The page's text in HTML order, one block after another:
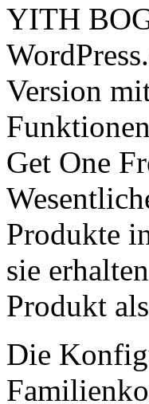
YITH
Version
Get One
Produkte
sie
Produkt
Die